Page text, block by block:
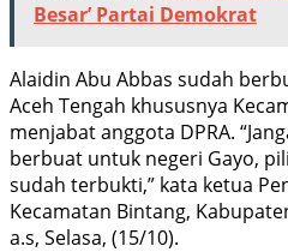
Besar’ Partai Demokrat
Alaidin Abu Abbas sudah
Aceh Tengah khususnya
menjabat anggota DPRA.
berbuat untuk negeri Gayo,
sudah terbukti,” kata ketua
Kecamatan Bintang,
a.s, Selasa, (15/10).